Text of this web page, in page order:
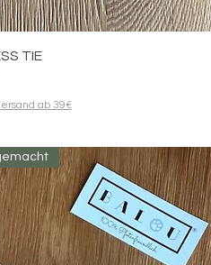
TIE
ab 39€